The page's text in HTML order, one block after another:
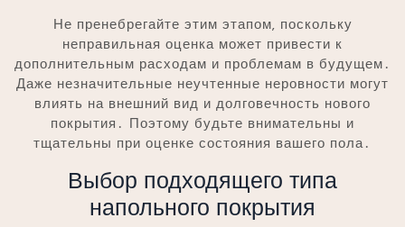
Не пренебрегайте этим этапом‚ поскольку
неправильная оценка может привести к
дополнительным расходам и проблемам в будущем․
Даже незначительные неучтенные неровности могут
влиять на внешний вид и долговечность нового
покрытия․ Поэтому будьте внимательны и
тщательны при оценке состояния вашего пола․
Выбор подходящего типа
напольного покрытия